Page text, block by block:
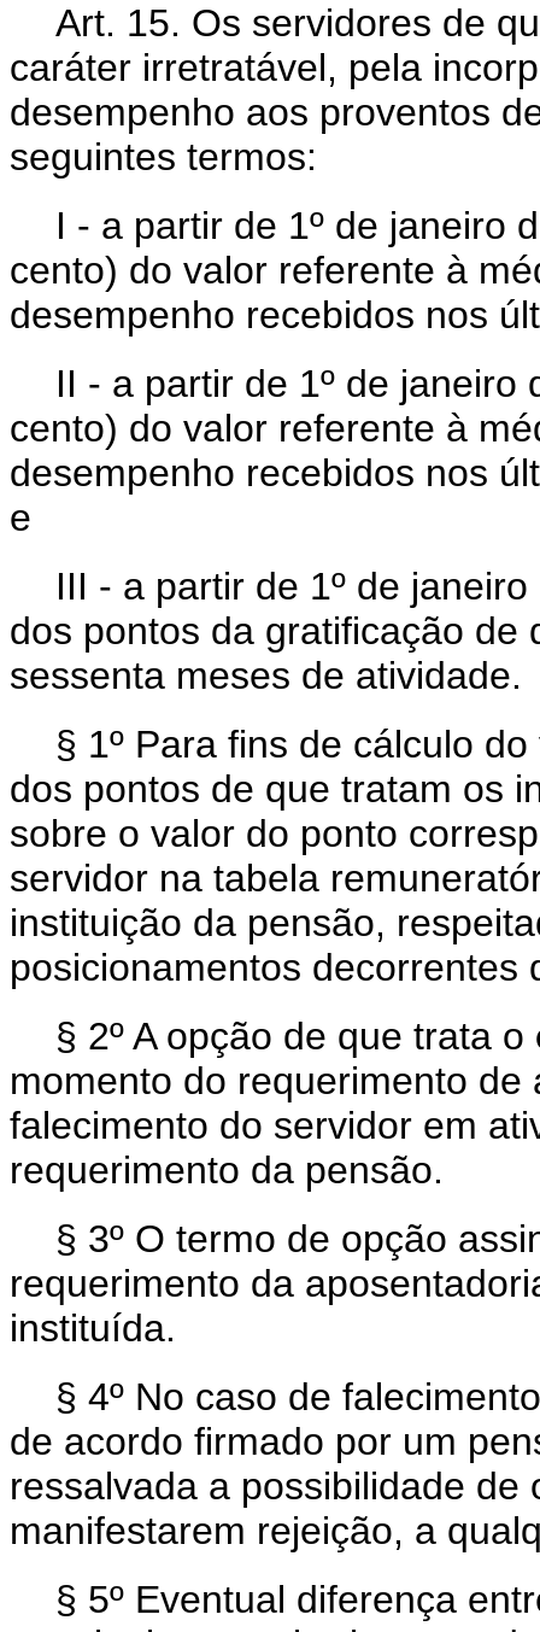
Art. 15. Os servidores de
caráter irretratável, pela
desempenho aos proventos
seguintes termos:
I - a partir de 1º de janeiro
cento) do valor referente à
desempenho recebidos nos
II - a partir de 1º de
cento) do valor referente à
desempenho recebidos nos
e
III - a partir de 1º de
dos pontos da gratificação de
sessenta meses de atividade.
§ 1º Para fins de cálculo
dos pontos de que tratam os
sobre o valor do ponto
servidor na tabela
instituição da pensão,
posicionamentos decorrentes
§ 2º A opção de que trata o
momento do requerimento
falecimento do servidor em
requerimento da pensão.
§ 3º O termo de opção
requerimento da
instituída.
§ 4º No caso de
de acordo firmado por um
ressalvada a possibilidade de
manifestarem rejeição, a
§ 5º Eventual diferença